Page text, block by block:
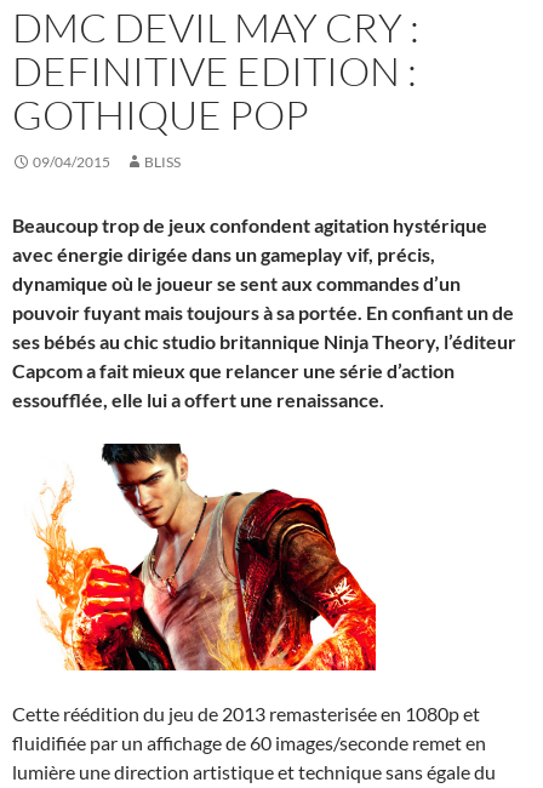
DMC DEVIL MAY CRY :
DEFINITIVE EDITION :
GOTHIQUE POP
09/04/2015 BLISS
Beaucoup trop de jeux confondent agitation hystérique
avec énergie dirigée dans un gameplay vif, précis,
dynamique où le joueur se sent aux commandes d’un
pouvoir fuyant mais toujours à sa portée. En confiant un de
ses bébés au chic studio britannique Ninja Theory, l’éditeur
Capcom a fait mieux que relancer une série d’action
essoufflée, elle lui a offert une renaissance.
Cette réédition du jeu de 2013 remasterisée en 1080p et
fluidifiée par un affichage de 60 images/seconde remet en
lumière une direction artistique et technique sans égale du